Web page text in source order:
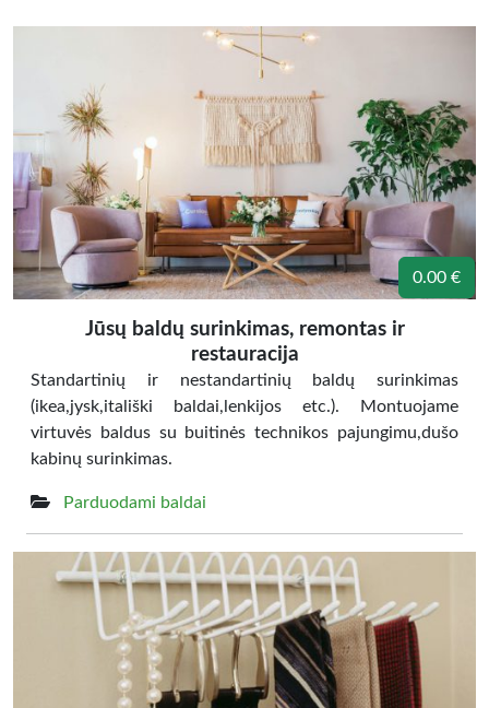
0.00 €
Jūsų baldų surinkimas, remontas ir
restauracija
Standartinių ir nestandartinių baldų surinkimas
(ikea,jysk,itališki baldai,lenkijos etc.). Montuojame
virtuvės baldus su buitinės technikos pajungimu,dušo
kabinų surinkimas.
Parduodami baldai